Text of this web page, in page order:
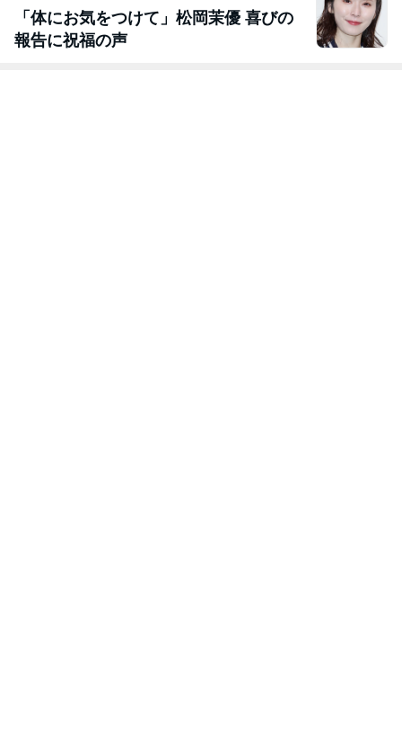
「体にお気をつけて」松岡茉優 喜びの
報告に祝福の声